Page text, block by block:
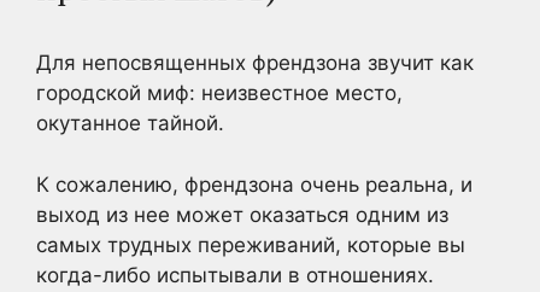
Для непосвященных френдзона звучит как
городской миф: неизвестное место,
окутанное тайной.
К сожалению, френдзона очень реальна, и
выход из нее может оказаться одним из
самых трудных переживаний, которые вы
когда-либо испытывали в отношениях.